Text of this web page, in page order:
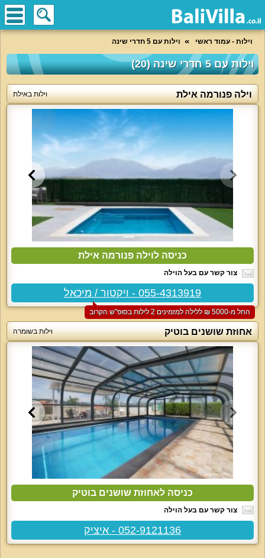
וילות - עמוד ראשי וילות עם 5 חדרי שינה
וילות עם 5 חדרי שינה (20)
וילה פנורמה אילת וילות באילת
כניסה לוילה פנורמה אילת
צור קשר עם בעל הוילה
055-4313919 - ויקטור / מיכאל
החל מ-‏5000 ₪ ללילה למזמינים 2 לילות בסופ"ש הקרוב
אחוזת שושנים בוטיק וילות בשומרה
כניסה לאחוזת שושנים בוטיק
צור קשר עם בעל הוילה
052-9121136 - איציק